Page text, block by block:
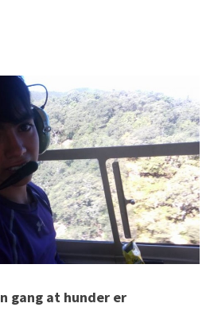
gang at hunder er